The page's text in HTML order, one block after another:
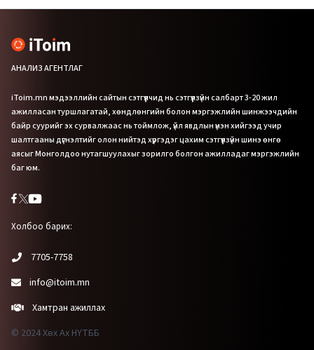
АНАЛИЗ АГЕНТЛАГ
iToim.mn мэдээллийн сайтын сэтгүүлчид нь сэтгүүлзүйн салбарт 3-20 жил
ажилласан туршлагатай, хөндлөнгийн болон мэргэжлийн шинжээчдийн
байр суурийг эх сурвалжаас нь тоймлож, үйл явдлын үнэн хийгээд учир
шалтгааны дүгнэлтийг олон нийтэд хүргэдэг цахим сэтгүүлзүйн шинэ өнгө
аясыг Монголдоо нутагшуулахыг зорилго болгон ажилладаг мэргэжлийн
баг юм.
Холбоо барих:
7705-7758
info@itoim.mn
Хамтран ажиллах
© 2024 Хөх Ах НҮТББ